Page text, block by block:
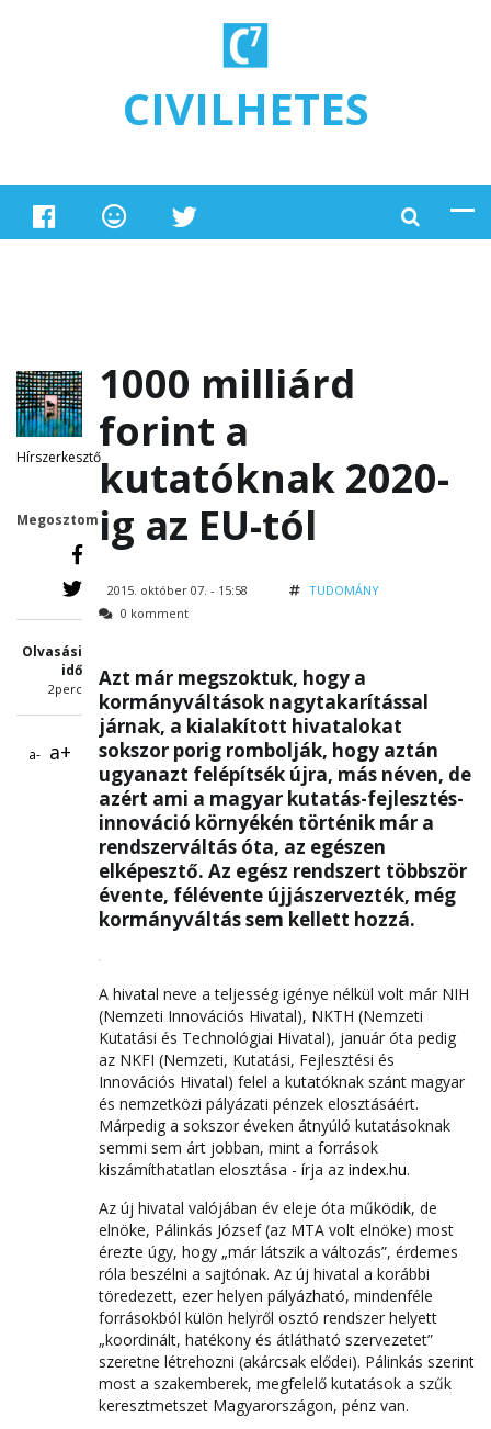
CIVILHETES
Hírszerkesztő
Megosztom
Olvasási
idő
2perc
a- a+
1000 milliárd
forint a
kutatóknak 2020-
ig az EU-tól
2015. október 07. - 15:58
TUDOMÁNY
0 komment
Azt már megszoktuk, hogy a
kormányváltások nagytakarítással
járnak, a kialakított hivatalokat
sokszor porig rombolják, hogy aztán
ugyanazt felépítsék újra, más néven, de
azért ami a magyar kutatás-fejlesztés-
innováció környékén történik már a
rendszerváltás óta, az egészen
elképesztő. Az egész rendszert többször
évente, félévente újjászervezték, még
kormányváltás sem kellett hozzá.
A hivatal neve a teljesség igénye nélkül volt már NIH
(Nemzeti Innovációs Hivatal), NKTH (Nemzeti
Kutatási és Technológiai Hivatal), január óta pedig
az NKFI (Nemzeti, Kutatási, Fejlesztési és
Innovációs Hivatal) felel a kutatóknak szánt magyar
és nemzetközi pályázati pénzek elosztásáért.
Márpedig a sokszor éveken átnyúló kutatásoknak
semmi sem árt jobban, mint a források
kiszámíthatatlan elosztása - írja az index.hu.
Az új hivatal valójában év eleje óta működik, de
elnöke, Pálinkás József (az MTA volt elnöke) most
érezte úgy, hogy „már látszik a változás”, érdemes
róla beszélni a sajtónak. Az új hivatal a korábbi
töredezett, ezer helyen pályázható, mindenféle
forrásokból külön helyről osztó rendszer helyett
„koordinált, hatékony és átlátható szervezetet”
szeretne létrehozni (akárcsak elődei). Pálinkás szerint
most a szakemberek, megfelelő kutatások a szűk
keresztmetszet Magyarországon, pénz van.